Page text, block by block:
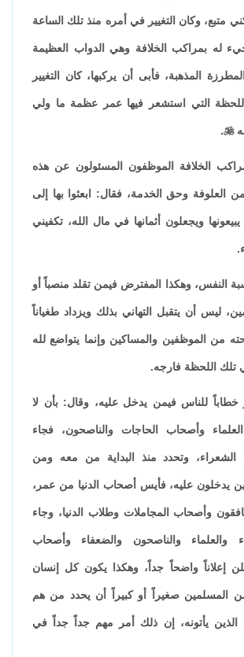
متبع، وكان التغيير في أمره منذ تلك الساعة
له بمراكب الخلافة وهي الدواب العظيمة
المذهبة، فأبى أن يركبها، كان التغيير
التي استشعر فيها عمر عظمة ما ولي

.
الخلافة الموظفون المسئولون عن هذه
العلوفة وحق الخدمة، فقال: ابعثوا بها إلى
ويجعلون أثمانها في مال الله، تكفيني
النفس، وهكذا المفترض فيمن تقلد منصباً أو
ليس أن يتقبل التهاني بذلك ويزداد طغياناً
من الموظفين والمساكين وإنما يتواضع لله
تلك اللحظة فارجه.
للناس فيمن يدخل عليه، وقال: بأن لا
وأصحاب الحاجات والناصحون، فجاء
الشعراء، وتحدد منذ البداية من معه ومن
يدخلون عليه، فأيس أصحاب الدنيا من عمر،
وأصحاب المجاملات وطلاب الدنيا، وجاء
والعلماء والناصحون والضعفاء وأصحاب
إعلاناً واضحاً جداً، وهكذا يكون كل إنسان
المسلمين صغيراً أو كبيراً أن يحدد من هم
يأتونه، إن ذلك أمر مهم جداً جداً في